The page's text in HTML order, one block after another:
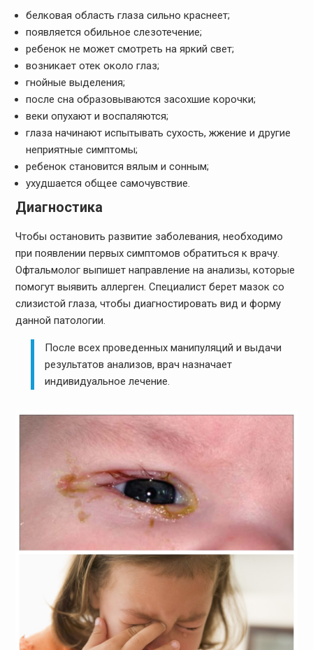
белковая область глаза сильно краснеет;
появляется обильное слезотечение;
ребенок не может смотреть на яркий свет;
возникает отек около глаз;
гнойные выделения;
после сна образовываются засохшие корочки;
веки опухают и воспаляются;
глаза начинают испытывать сухость, жжение и другие
неприятные симптомы;
ребенок становится вялым и сонным;
ухудшается общее самочувствие.
Диагностика
Чтобы остановить развитие заболевания, необходимо
при появлении первых симптомов обратиться к врачу.
Офтальмолог выпишет направление на анализы, которые
помогут выявить аллерген. Специалист берет мазок со
слизистой глаза, чтобы диагностировать вид и форму
данной патологии.
После всех проведенных манипуляций и выдачи
результатов анализов, врач назначает
индивидуальное лечение.